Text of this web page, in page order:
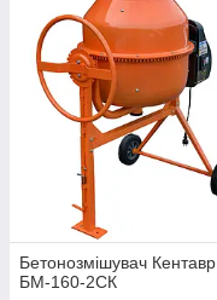
Бетонозмішувач Кентавр
БМ-160-2СК